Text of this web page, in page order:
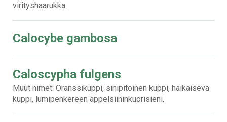
virityshaarukka.
Calocybe gambosa
Caloscypha fulgens
Muut nimet: Oranssikuppi, sinipitoinen kuppi, häikäisevä
kuppi, lumipenkereen appelsiininkuorisieni.